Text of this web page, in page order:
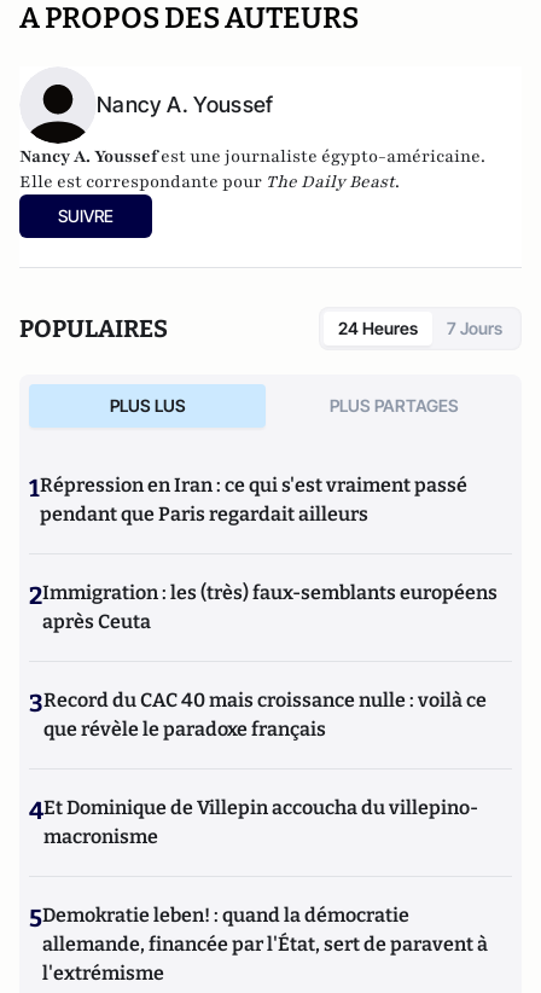
A PROPOS DES AUTEURS
Nancy A. Youssef
Nancy A. Youssefest une journaliste égypto-américaine.
Elle est correspondante pour The Daily Beast.
SUIVRE
POPULAIRES 24 Heures 7 Jours
PLUS LUS PLUS PARTAGES
1Répression en Iran : ce qui s'est vraiment passé
pendant que Paris regardait ailleurs
2Immigration : les (très) faux-semblants européens
après Ceuta
3Record du CAC 40 mais croissance nulle : voilà ce
que révèle le paradoxe français
4Et Dominique de Villepin accoucha du villepino-
macronisme
5Demokratie leben! : quand la démocratie
allemande, financée par l'État, sert de paravent à
l'extrémisme